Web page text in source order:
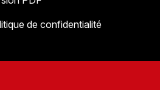
de confidentialité